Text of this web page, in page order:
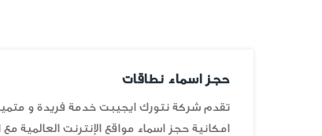
حجز اسماء نطاقات
تقدم شركة نتورك ايجيبت خدمة فريدة و
امكانية حجز اسماء مواقع الإنترنت العالمية